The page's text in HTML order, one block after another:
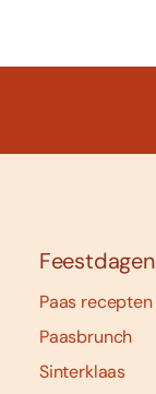
Feestdagen
Paas recepten
Paasbrunch
Sinterklaas